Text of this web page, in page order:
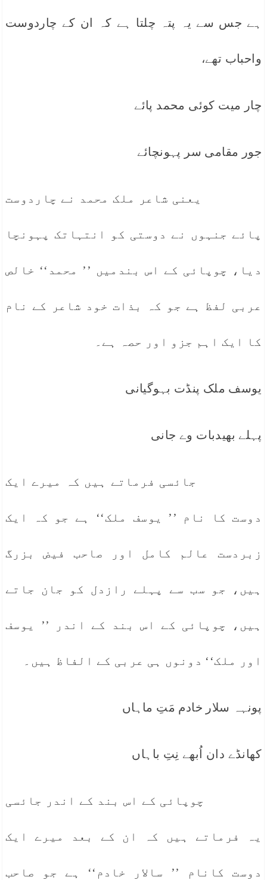
ہے جس سے یہ پتہ چلتا ہے کہ ان کے چاردوست
واحباب تھے،
چار میت کوئی محمد پائے
جور مقامی سر پہونچائے
یعنی شاعر ملک محمد نے چاردوست
پائے جنہوں نے دوستی کو انتہاتک پہونچا
دیا، چوپائی کے اس بندمیں ’’ محمد‘‘ خالص
عربی لفظ ہے جو کہ بذات خود شاعر کے نام
کا ایک اہم جزو اور حصہ ہے۔
یوسف ملک پنڈت بہوگیانی
پہلے بھیدبات وے جانی
جائسی فرماتے ہیں کہ میرے ایک
دوست کا نام ’’ یوسف ملک‘‘ ہے جو کہ ایک
زبردست عالم کامل اور صاحب فیض بزرگ
ہیں، جو سب سے پہلے رازدل کو جان جاتے
ہیں، چوپائی کے اس بند کے اندر ’’ یوسف
اور ملک‘‘ دونوں ہی عربی کے الفاظ ہیں۔
پونہہ سلار خادم مَتِ ماہاں
کھانڈے دان اُبھے نِتِ باہاں
چوپائی کے اس بند کے اندر جائسی
یہ فرماتے ہیں کہ ان کے بعد میرے ایک
دوست کانام ’’ سالار خادم‘‘ ہے جو صاحب